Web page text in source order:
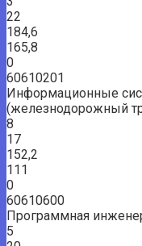
22
184,6
165,8
0
60610201
Информационные
(железнодорожный
8
17
152,2
111
0
60610600
Программная
5